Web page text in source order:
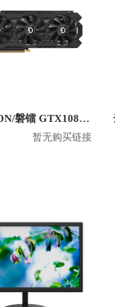
PRADEON/磐镭 GTX1080TI 8G 台式机电竞显卡
暂无购买链接